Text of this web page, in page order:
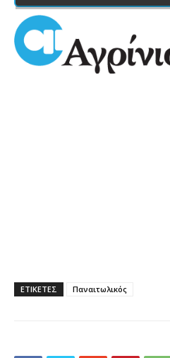
ΕΤΙΚΕΤΕΣ Παναιτωλικός